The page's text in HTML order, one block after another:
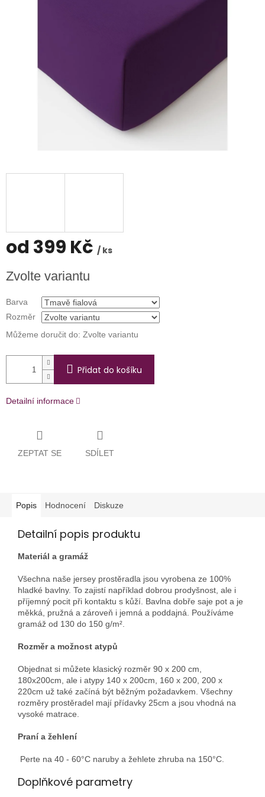
od 399 Kč / ks
cena:
Zvolte variantu
Barva
Rozměr
Můžeme doručit do: Zvolte variantu
Přidat do košíku
Detailní informace
ZEPTAT SE SDÍLET
Popis Hodnocení Diskuze
Detailní popis produktu
Materiál a gramáž
Všechna naše jersey prostěradla jsou vyrobena ze 100%
hladké bavlny. To zajistí například dobrou prodyšnost, ale i
příjemný pocit při kontaktu s kůží. Bavlna dobře saje pot a je
měkká, pružná a zároveň i jemná a poddajná. Používáme
gramáž od 130 do 150 g/m².
Rozměr a možnost atypů
Objednat si můžete klasický rozměr 90 x 200 cm,
180x200cm, ale i atypy 140 x 200cm, 160 x 200, 200 x
220cm už také začíná být běžným požadavkem. Všechny
rozměry prostěradel mají přídavky 25cm a jsou vhodná na
vysoké matrace.
Praní a žehlení
Perte na 40 - 60°C naruby a žehlete zhruba na 150°C.
Doplňkové parametry